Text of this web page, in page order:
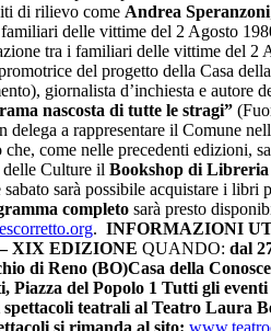
di rilievo come Andrea Speranzoni
delle vittime del 2 Agosto
tra i familiari delle vittime del 2
del progetto della Casa
giornalista d’inchiesta e autore
nascosta di tutte le stragi”
delega a rappresentare il Comune
come nelle precedenti edizioni,
delle Culture il Bookshop di
sarà possibile acquistare i libri
completo sarà presto
. INFORMAZIONI
XIX EDIZIONE QUANDO: dal
di Reno (BO)Casa della
Piazza del Popolo 1 Tutti gli
teatrali al Teatro Laura